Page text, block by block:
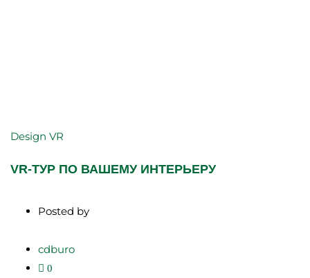
Design VR
VR-ТУР ПО ВАШЕМУ ИНТЕРЬЕРУ
Posted by
cdburo
0